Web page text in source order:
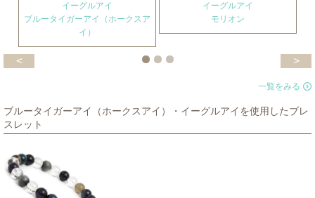
イーグルアイ
ブルータイガーアイ（ホークスア
イ）
イーグルアイ
モリオン
< >
一覧をみる
ブルータイガーアイ（ホークスアイ）・イーグルアイを使用したブレ
スレット